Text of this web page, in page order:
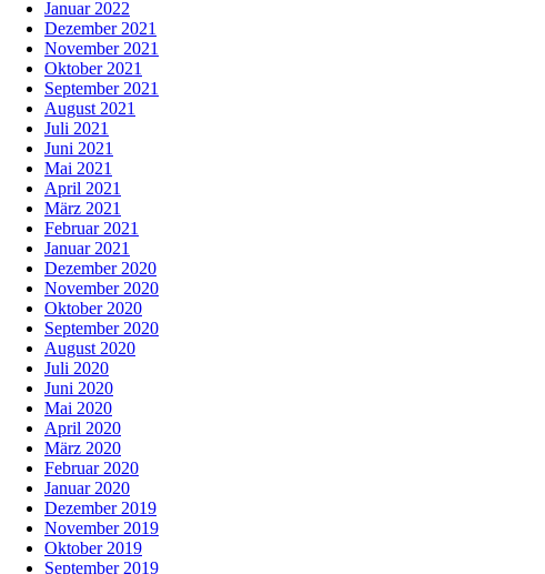
Januar 2022
Dezember 2021
November 2021
Oktober 2021
September 2021
August 2021
Juli 2021
Juni 2021
Mai 2021
April 2021
März 2021
Februar 2021
Januar 2021
Dezember 2020
November 2020
Oktober 2020
September 2020
August 2020
Juli 2020
Juni 2020
Mai 2020
April 2020
März 2020
Februar 2020
Januar 2020
Dezember 2019
November 2019
Oktober 2019
September 2019